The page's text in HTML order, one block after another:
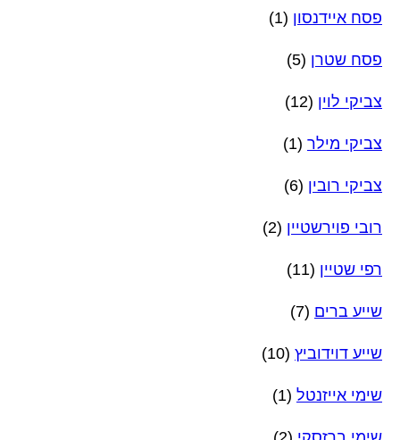
פסח איידנסון (1)
פסח שטרן (5)
צביקי לוין (12)
צביקי מילר (1)
צביקי רובין (6)
רובי פוירשטיין (2)
רפי שטיין (11)
שייע ברים (7)
שייע דוידוביץ (10)
שימי אייזנטל (1)